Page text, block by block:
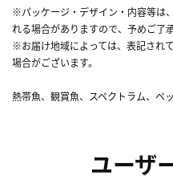
※パッケージ・デザイン・内容等は
れる場合がありますので、予めご了
※お届け地域によっては、表記され
場合がございます。
熱帯魚、観賞魚、スペクトラム、ペ
ユーザ